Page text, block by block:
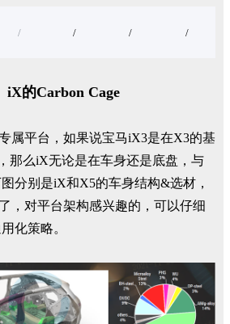
/ / / /
iX的Carbon Cage
属平台，如果说宝马iX3是在X3的基
那么iX无论是在车身还是底盘，与
分别是iX和X5的车身结构&选材，
，对平台架构感兴趣的，可以仔细
化策略。